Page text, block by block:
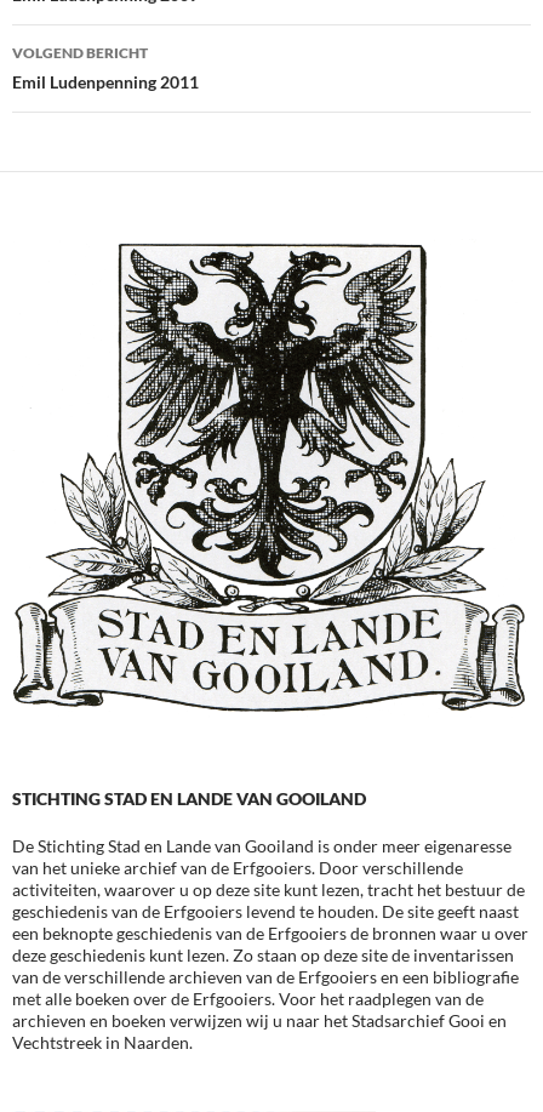
VOLGEND BERICHT
Emil Ludenpenning 2011
STICHTING STAD EN LANDE VAN GOOILAND
De Stichting Stad en Lande van Gooiland is onder meer eigenaresse
van het unieke archief van de Erfgooiers. Door verschillende
activiteiten, waarover u op deze site kunt lezen, tracht het bestuur de
geschiedenis van de Erfgooiers levend te houden. De site geeft naast
een beknopte geschiedenis van de Erfgooiers de bronnen waar u over
deze geschiedenis kunt lezen. Zo staan op deze site de inventarissen
van de verschillende archieven van de Erfgooiers en een bibliografie
met alle boeken over de Erfgooiers. Voor het raadplegen van de
archieven en boeken verwijzen wij u naar het Stadsarchief Gooi en
Vechtstreek in Naarden.